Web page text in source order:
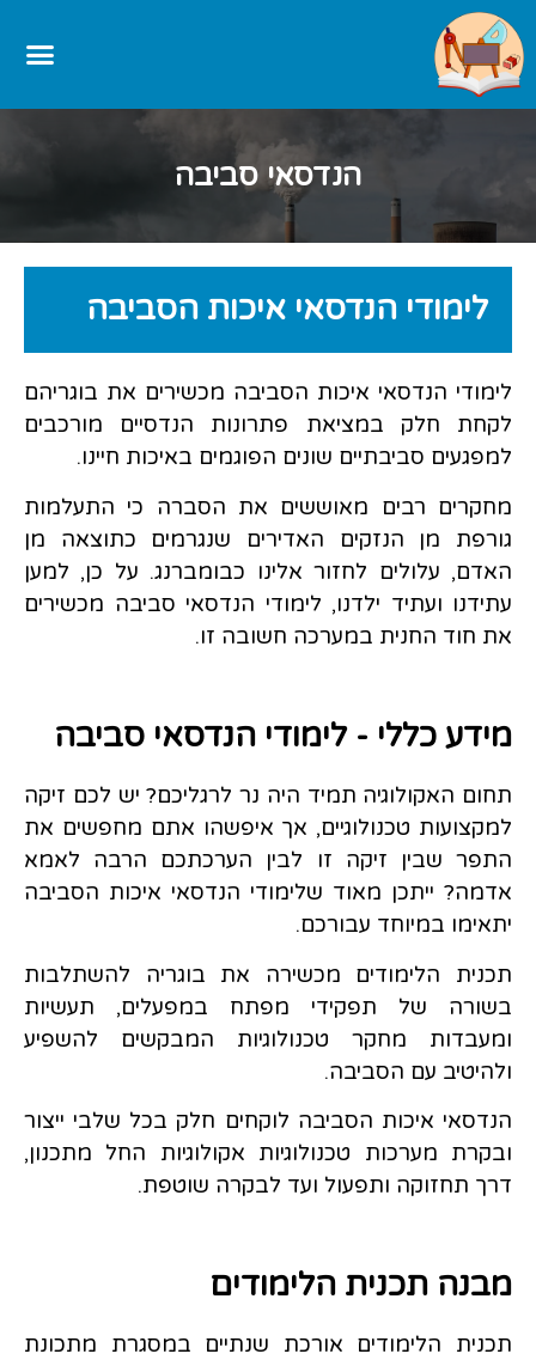
הנדסאי סביבה
לימודי הנדסאי איכות הסביבה
לימודי הנדסאי איכות הסביבה מכשירים את בוגריהם
לקחת חלק במציאת פתרונות הנדסיים מורכבים
למפגעים סביבתיים שונים הפוגמים באיכות חיינו.
מחקרים רבים מאוששים את הסברה כי התעלמות
גורפת מן הנזקים האדירים שנגרמים כתוצאה מן
האדם, עלולים לחזור אלינו כבומברנג. על כן, למען
עתידנו ועתיד ילדנו, לימודי הנדסאי סביבה מכשירים
את חוד החנית במערכה חשובה זו.
מידע כללי - לימודי הנדסאי סביבה
תחום האקולוגיה תמיד היה נר לרגליכם? יש לכם זיקה
למקצועות טכנולוגיים, אך איפשהו אתם מחפשים את
התפר שבין זיקה זו לבין הערכתכם הרבה לאמא
אדמה? ייתכן מאוד שלימודי הנדסאי איכות הסביבה
יתאימו במיוחד עבורכם.
תכנית הלימודים מכשירה את בוגריה להשתלבות
בשורה של תפקידי מפתח במפעלים, תעשיות
ומעבדות מחקר טכנולוגיות המבקשים להשפיע
ולהיטיב עם הסביבה.
הנדסאי איכות הסביבה לוקחים חלק בכל שלבי ייצור
ובקרת מערכות טכנולוגיות אקולוגיות החל מתכנון,
דרך תחזוקה ותפעול ועד לבקרה שוטפת.
מבנה תכנית הלימודים
תכנית הלימודים אורכת שנתיים במסגרת מתכונת